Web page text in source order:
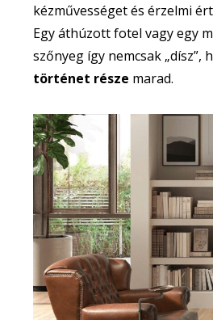
kézművességet és érzelmi
Egy áthúzott fotel vagy egy
szőnyeg így nemcsak „dísz”,
történet része marad.